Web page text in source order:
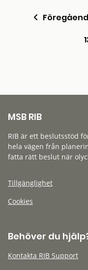
MSB RIB
RIB är ett beslutsstöd
hela vägen från
fatta rätt beslut när
Tillgänglighet
Cookies
Behöver du
Kontakta RIB Support